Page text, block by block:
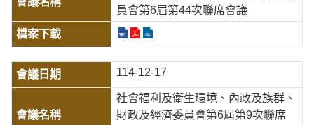
員會第6屆第44次聯席會議
114-12-17
社會福利及衛生環境、內政及族群、
財政及經濟委員會第6屆第9次聯席